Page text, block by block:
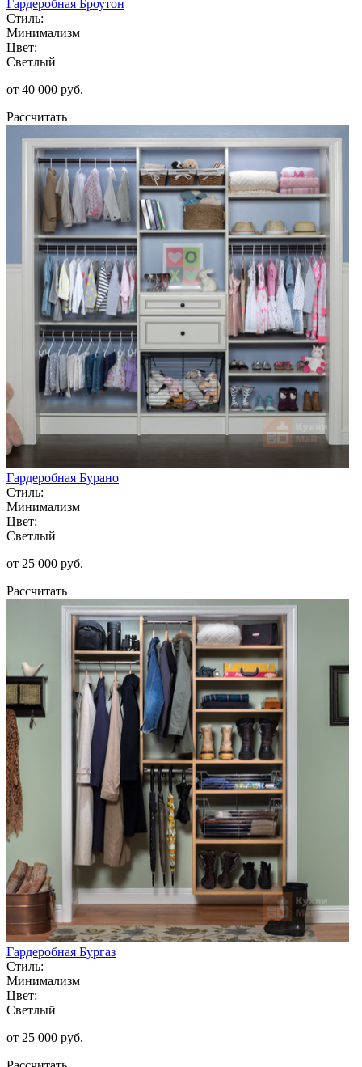
Гардеробная Броутон
Стиль:
Минимализм
Цвет:
Светлый
от 40 000 руб.
Рассчитать
Гардеробная Бурано
Стиль:
Минимализм
Цвет:
Светлый
от 25 000 руб.
Рассчитать
Гардеробная Бургаз
Стиль:
Минимализм
Цвет:
Светлый
от 25 000 руб.